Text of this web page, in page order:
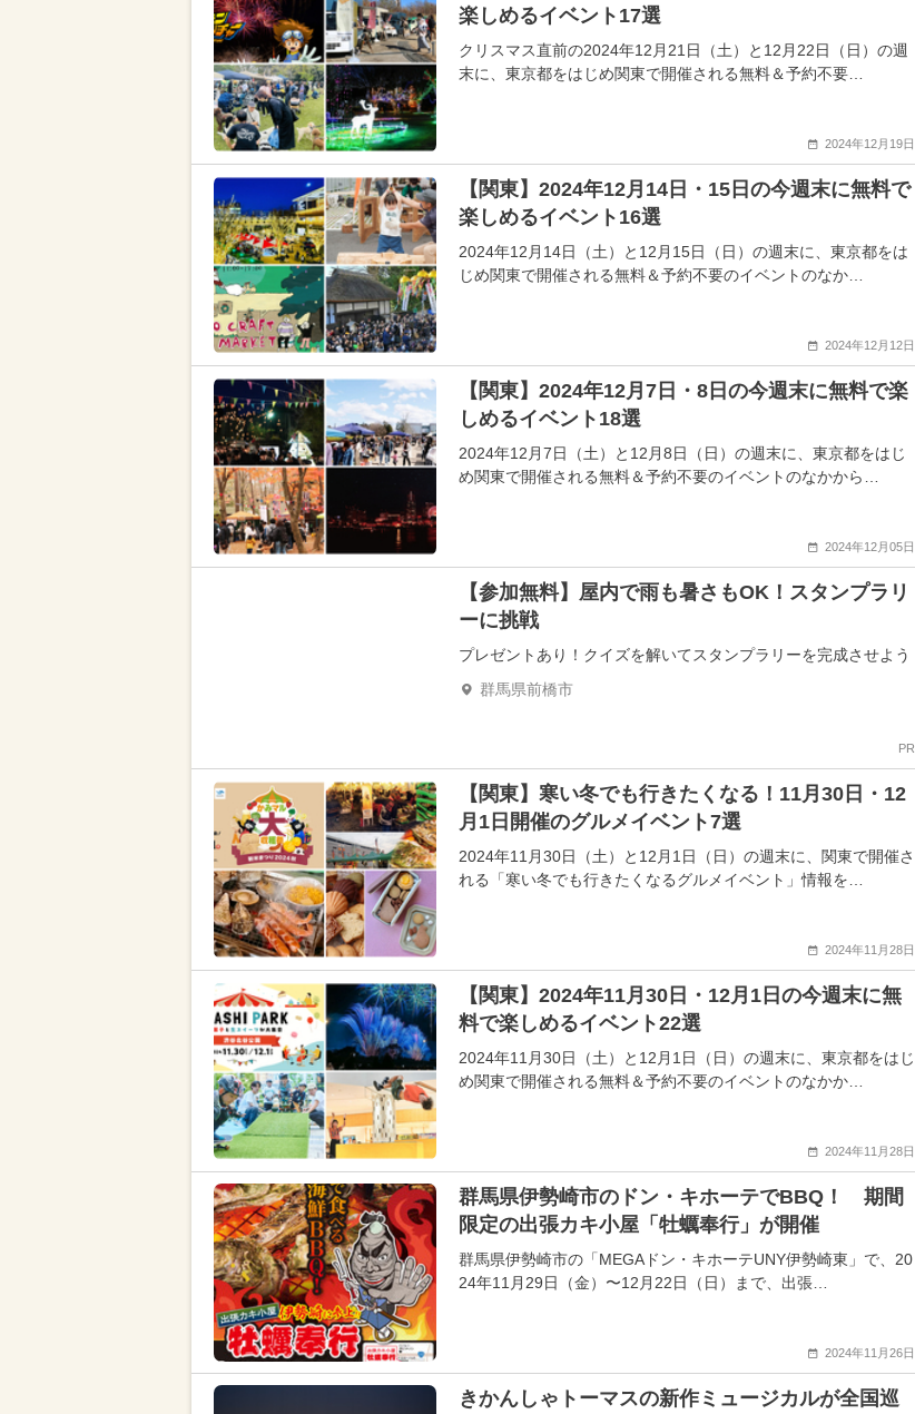
楽しめるイベント17選
クリスマス直前の2024年12月21日（土）と12月22日（日）の週
末に、東京都をはじめ関東で開催される無料＆予約不要…
2024年12月19日
【関東】2024年12月14日・15日の今週末に無料で
楽しめるイベント16選
2024年12月14日（土）と12月15日（日）の週末に、東京都をは
じめ関東で開催される無料＆予約不要のイベントのなか…
2024年12月12日
【関東】2024年12月7日・8日の今週末に無料で楽
しめるイベント18選
2024年12月7日（土）と12月8日（日）の週末に、東京都をはじ
め関東で開催される無料＆予約不要のイベントのなかから…
2024年12月05日
【参加無料】屋内で雨も暑さもOK！スタンプラリ
ーに挑戦
プレゼントあり！クイズを解いてスタンプラリーを完成させよう
群馬県前橋市
PR
【関東】寒い冬でも行きたくなる！11月30日・12
月1日開催のグルメイベント7選
2024年11月30日（土）と12月1日（日）の週末に、関東で開催さ
れる「寒い冬でも行きたくなるグルメイベント」情報を…
2024年11月28日
【関東】2024年11月30日・12月1日の今週末に無
料で楽しめるイベント22選
2024年11月30日（土）と12月1日（日）の週末に、東京都をはじ
め関東で開催される無料＆予約不要のイベントのなかか…
2024年11月28日
群馬県伊勢崎市のドン・キホーテでBBQ！ 期間
限定の出張カキ小屋「牡蠣奉行」が開催
群馬県伊勢崎市の「MEGAドン・キホーテUNY伊勢崎東」で、20
24年11月29日（金）〜12月22日（日）まで、出張…
2024年11月26日
きかんしゃトーマスの新作ミュージカルが全国巡